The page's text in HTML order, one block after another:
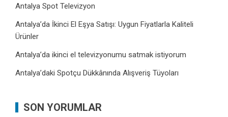
Antalya Spot Televizyon
Antalya’da İkinci El Eşya Satışı: Uygun Fiyatlarla Kaliteli
Ürünler
Antalya’da ikinci el televizyonumu satmak istiyorum
Antalya’daki Spotçu Dükkânında Alışveriş Tüyoları
SON YORUMLAR